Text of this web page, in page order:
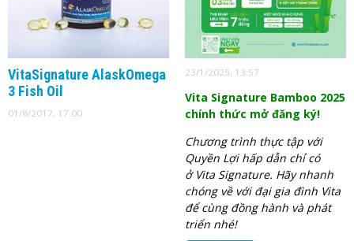
VitaSignature AlaskOmega
3 Fish Oil
01/8/2017, 17:00
23/1/2025, 13:57
Vita Signature Bamboo 2025
chính thức mở đăng ký!
Chương trình thực tập với
Quyền Lợi hấp dẫn chỉ có
ở Vita Signature. Hãy nhanh
chóng về với đại gia đình Vita
để cùng đồng hành và phát
triển nhé!